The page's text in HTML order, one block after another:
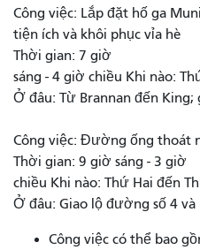
Công việc: Lắp đặt hố ga
tiện ích và khôi phục vỉa hè
Thời gian: 7 giờ
sáng - 4 giờ chiều Khi nào:
Ở đâu: Từ Brannan đến
Công việc: Đường ống thoát
Thời gian: 9 giờ sáng - 3 giờ
chiều Khi nào: Thứ Hai đến
Ở đâu: Giao lộ đường số 4 và
Công việc có thể bao